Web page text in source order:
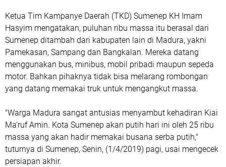
Ketua Tim Kampanye Daerah (TKD) Sumenep KH Imam
Hasyim mengatakan, puluhan ribu massa itu berasal dari
Sumenep ditambah dari kabupaten lain di Madura, yakni
Pamekasan, Sampang dan Bangkalan. Mereka datang
menggunakan bus, minibus, mobil pribadi maupun sepeda
motor. Bahkan pihaknya tidak bisa melarang rombongan
yang datang memakai truk untuk mengangkut massa.
"Warga Madura sangat antusias menyambut kehadiran Kiai
Ma'ruf Amin. Kota Sumenep akan putih hari ini oleh 25 ribu
massa yang akan hadir memakai busana serba putih,"
tuturnya di Sumenep, Senin, (1/4/2019) pagi, usai mengecek
persiapan akhir.